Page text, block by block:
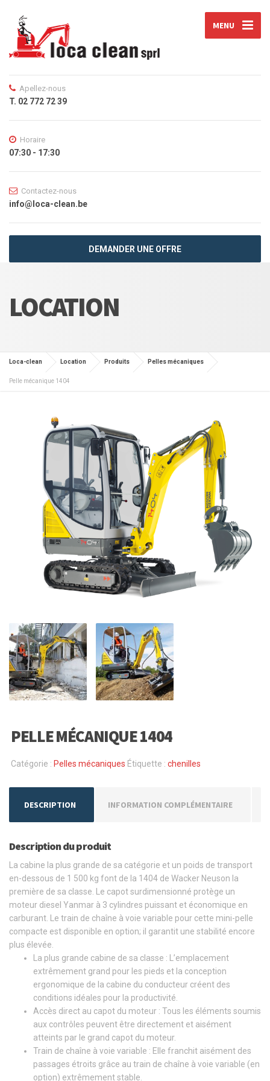
MENU
Apellez-nous
T. 02 772 72 39
Horaire
07:30 - 17:30
Contactez-nous
info@loca-clean.be
DEMANDER UNE OFFRE
LOCATION
Loca-clean Location Produits Pelles mécaniques
Pelle mécanique 1404
PELLE MÉCANIQUE 1404
Catégorie : Pelles mécaniques Étiquette : chenilles
DESCRIPTION INFORMATION COMPLÉMENTAIRE
Description du produit
La cabine la plus grande de sa catégorie et un poids de transport
en-dessous de 1 500 kg font de la 1404 de Wacker Neuson la
première de sa classe. Le capot surdimensionné protège un
moteur diesel Yanmar à 3 cylindres puissant et économique en
carburant. Le train de chaîne à voie variable pour cette mini-pelle
compacte est disponible en option; il garantit une stabilité encore
plus élevée.
La plus grande cabine de sa classe : L’emplacement
extrêmement grand pour les pieds et la conception
ergonomique de la cabine du conducteur créent des
conditions idéales pour la productivité.
Accès direct au capot du moteur : Tous les éléments soumis
aux contrôles peuvent être directement et aisément
atteints par le grand capot du moteur.
Train de chaîne à voie variable : Elle franchit aisément des
passages étroits grâce au train de chaîne à voie variable (en
option) extrêmement stable.